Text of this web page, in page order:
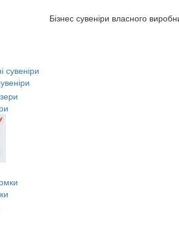
Бізнес сувеніри власного